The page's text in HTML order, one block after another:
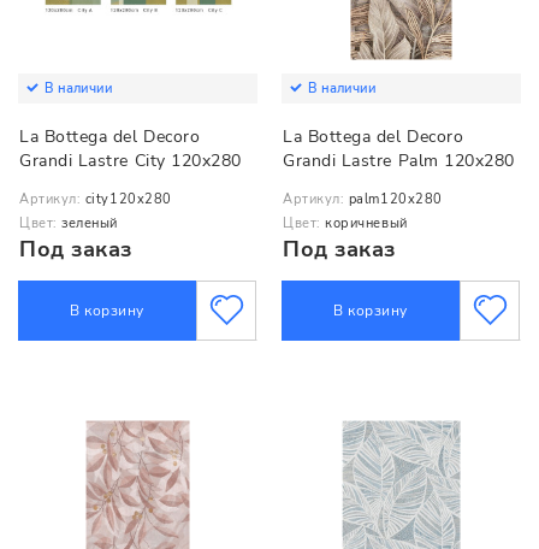
В наличии
La Bottega del Decoro
Grandi Lastre City 120x280
Артикул: city120x280
Цвет: зеленый
Под заказ
В корзину
В наличии
La Bottega del Decoro
Grandi Lastre Palm 120x280
Артикул: palm120x280
Цвет: коричневый
Под заказ
В корзину